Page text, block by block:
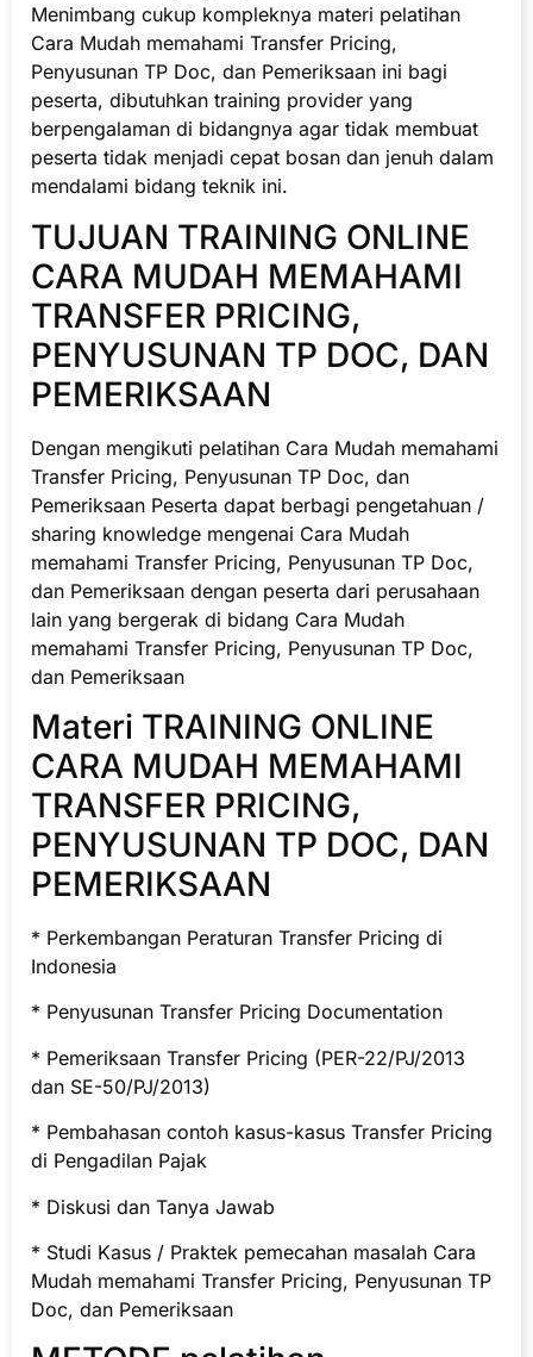
Menimbang cukup kompleknya materi pelatihan
Cara Mudah memahami Transfer Pricing,
Penyusunan TP Doc, dan Pemeriksaan ini bagi
peserta, dibutuhkan training provider yang
berpengalaman di bidangnya agar tidak membuat
peserta tidak menjadi cepat bosan dan jenuh dalam
mendalami bidang teknik ini.
TUJUAN TRAINING ONLINE
CARA MUDAH MEMAHAMI
TRANSFER PRICING,
PENYUSUNAN TP DOC, DAN
PEMERIKSAAN
Dengan mengikuti pelatihan Cara Mudah memahami
Transfer Pricing, Penyusunan TP Doc, dan
Pemeriksaan Peserta dapat berbagi pengetahuan /
sharing knowledge mengenai Cara Mudah
memahami Transfer Pricing, Penyusunan TP Doc,
dan Pemeriksaan dengan peserta dari perusahaan
lain yang bergerak di bidang Cara Mudah
memahami Transfer Pricing, Penyusunan TP Doc,
dan Pemeriksaan
Materi TRAINING ONLINE
CARA MUDAH MEMAHAMI
TRANSFER PRICING,
PENYUSUNAN TP DOC, DAN
PEMERIKSAAN
* Perkembangan Peraturan Transfer Pricing di
Indonesia
* Penyusunan Transfer Pricing Documentation
* Pemeriksaan Transfer Pricing (PER-22/PJ/2013
dan SE-50/PJ/2013)
* Pembahasan contoh kasus-kasus Transfer Pricing
di Pengadilan Pajak
* Diskusi dan Tanya Jawab
* Studi Kasus / Praktek pemecahan masalah Cara
Mudah memahami Transfer Pricing, Penyusunan TP
Doc, dan Pemeriksaan